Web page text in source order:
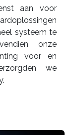
aan voor
systeem te
onze
voor en
we